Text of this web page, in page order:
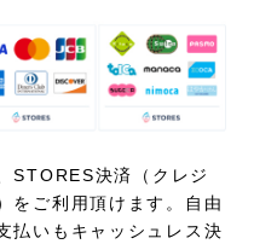
STORES決済（クレジ
をご利用頂けます。自由
払いもキャッシュレス決